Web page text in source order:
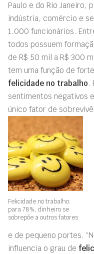
Paulo e do Rio Janeiro,
indústria, comércio e
1.000 funcionários.
todos possuem
de R$ 50 mil a R$ 300
tem uma função de
felicidade no trabalho.
sentimentos negativos
único fator de
Felicidade no trabalho:
para 78%, dinheiro se
sobrepõe a outros fatores
e de pequeno portes.
influencia o grau de